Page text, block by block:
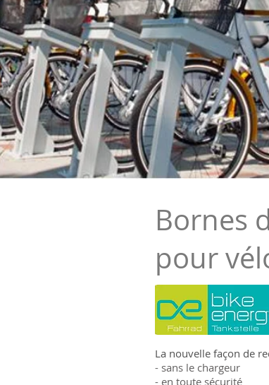
Bornes
pour
La nouvelle façon de
- sans le chargeur
- en toute sécurité